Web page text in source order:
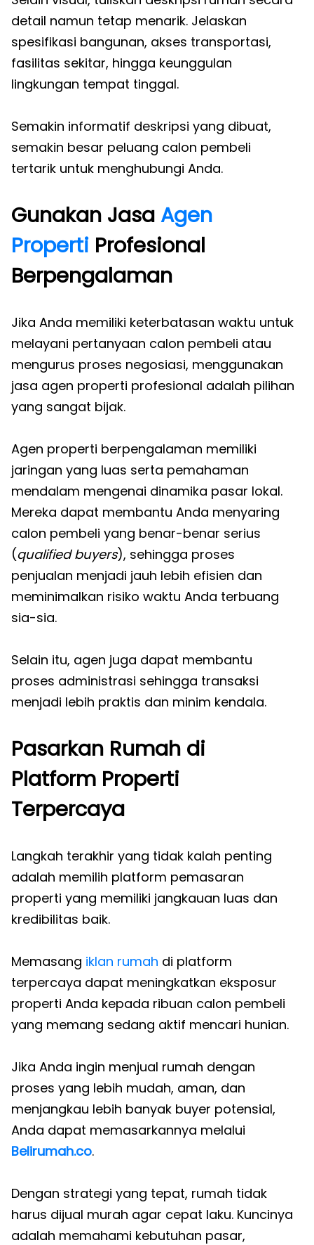
detail namun tetap menarik. Jelaskan
spesifikasi bangunan, akses transportasi,
fasilitas sekitar, hingga keunggulan
lingkungan tempat tinggal.
Semakin informatif deskripsi yang dibuat,
semakin besar peluang calon pembeli
tertarik untuk menghubungi Anda.
Gunakan Jasa Agen
Properti Profesional
Berpengalaman
Jika Anda memiliki keterbatasan waktu untuk
melayani pertanyaan calon pembeli atau
mengurus proses negosiasi, menggunakan
jasa agen properti profesional adalah pilihan
yang sangat bijak.
Agen properti berpengalaman memiliki
jaringan yang luas serta pemahaman
mendalam mengenai dinamika pasar lokal.
Mereka dapat membantu Anda menyaring
calon pembeli yang benar-benar serius
(qualified buyers), sehingga proses
penjualan menjadi jauh lebih efisien dan
meminimalkan risiko waktu Anda terbuang
sia-sia.
Selain itu, agen juga dapat membantu
proses administrasi sehingga transaksi
menjadi lebih praktis dan minim kendala.
Pasarkan Rumah di
Platform Properti
Terpercaya
Langkah terakhir yang tidak kalah penting
adalah memilih platform pemasaran
properti yang memiliki jangkauan luas dan
kredibilitas baik.
Memasang iklan rumah di platform
terpercaya dapat meningkatkan eksposur
properti Anda kepada ribuan calon pembeli
yang memang sedang aktif mencari hunian.
Jika Anda ingin menjual rumah dengan
proses yang lebih mudah, aman, dan
menjangkau lebih banyak buyer potensial,
Anda dapat memasarkannya melalui
Belirumah.co.
Dengan strategi yang tepat, rumah tidak
harus dijual murah agar cepat laku. Kuncinya
adalah memahami kebutuhan pasar,